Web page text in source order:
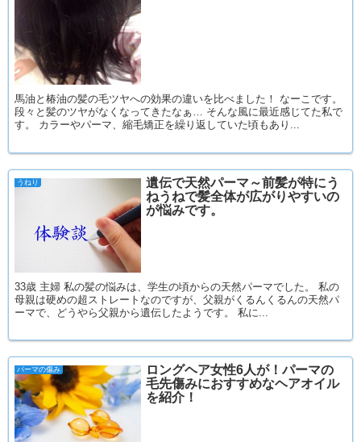
馬油と椿油の髪の毛ツヤへの効果の違いを比べました！ なーこです。
段々と髪のツヤがなくなってきたなぁ… そんな風に最近感じてた私で
す。 カラーやパーマ、縮毛矯正を繰り返していた頃もあり...
うねり
遺伝で天然パーマ～前髪が特にう
ねうねで髪全体が広がりやすいの
が悩みです。
33歳 主婦 私の髪の悩みは、学生の頃からの天然パーマでした。 私の
母親は硬めの超ストレートなのですが、父親がくるんくるんの天然パ
ーマで、どうやら父親から遺伝したようです。 私に...
パーマの傷み
ロングヘア女性6人が！パーマの
毛先傷みにおすすめなヘアオイル
を紹介！